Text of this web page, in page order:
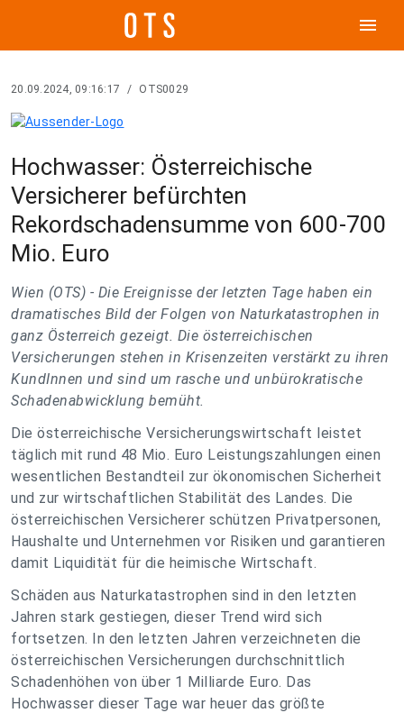
menu
20.09.2024, 09:16:17 / OTS0029
Hochwasser: Österreichische
Versicherer befürchten
Rekordschadensumme von 600-700
Mio. Euro
Wien (OTS) - Die Ereignisse der letzten Tage haben ein
dramatisches Bild der Folgen von Naturkatastrophen in
ganz Österreich gezeigt. Die österreichischen
Versicherungen stehen in Krisenzeiten verstärkt zu ihren
KundInnen und sind um rasche und unbürokratische
Schadenabwicklung bemüht.
Die österreichische Versicherungswirtschaft leistet
täglich mit rund 48 Mio. Euro Leistungszahlungen einen
wesentlichen Bestandteil zur ökonomischen Sicherheit
und zur wirtschaftlichen Stabilität des Landes. Die
österreichischen Versicherer schützen Privatpersonen,
Haushalte und Unternehmen vor Risiken und garantieren
damit Liquidität für die heimische Wirtschaft.
Schäden aus Naturkatastrophen sind in den letzten
Jahren stark gestiegen, dieser Trend wird sich
fortsetzen. In den letzten Jahren verzeichneten die
österreichischen Versicherungen durchschnittlich
Schadenhöhen von über 1 Milliarde Euro. Das
Hochwasser dieser Tage war heuer das größte